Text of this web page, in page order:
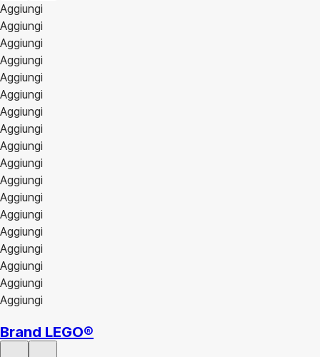
Aggiungi
Aggiungi
Aggiungi
Aggiungi
Aggiungi
Aggiungi
Aggiungi
Aggiungi
Aggiungi
Aggiungi
Aggiungi
Aggiungi
Aggiungi
Aggiungi
Aggiungi
Aggiungi
Aggiungi
Aggiungi
Brand LEGO®